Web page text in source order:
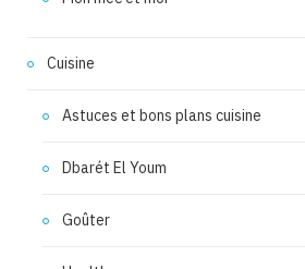
Cuisine
Astuces et bons plans cuisine
Dbarét El Youm
Goûter